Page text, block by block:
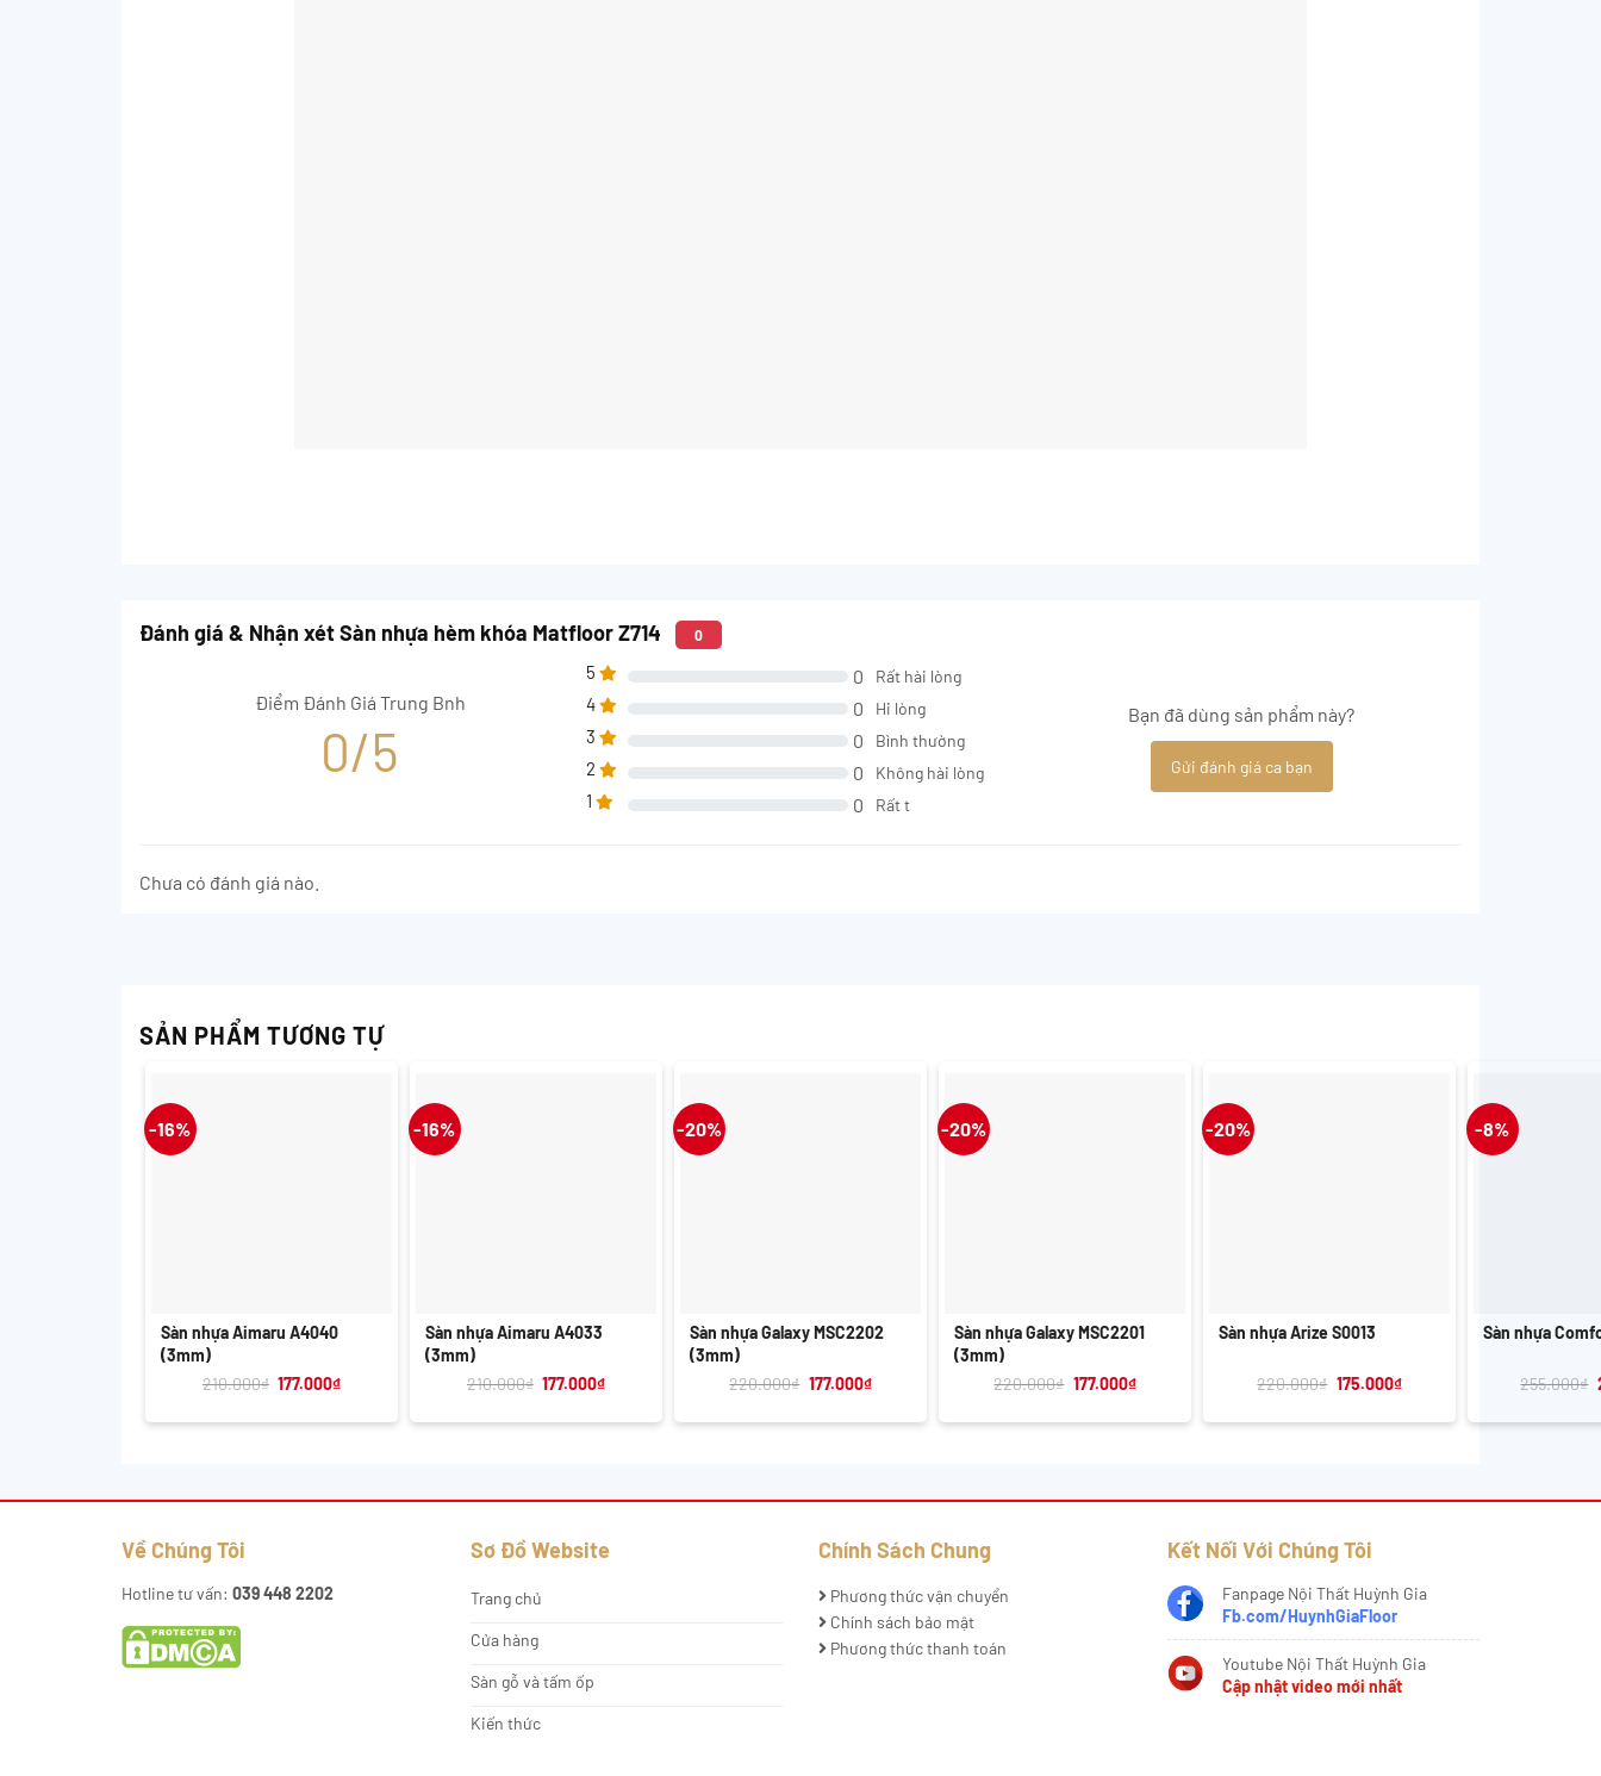
Đánh giá & Nhận xét Sàn nhựa hèm khóa Matfloor Z714 0
Điểm Đánh Giá Trung Bnh
0/5
5 0 Rất hài lòng
4 0 Hi lòng
3 0 Bình thường
2 0 Không hài lòng
1 0 Rất t
Bạn đã dùng sản phẩm này?
Gửi đánh giá ca bạn
Chưa có đánh giá nào.
SẢN PHẨM TƯƠNG TỰ
-16%
Sàn nhựa Aimaru A4040
(3mm)
210.000₫ Giá
177.000₫Giá
-16%
Sàn nhựa Aimaru A4033
(3mm)
210.000₫ Giá
177.000₫Giá
-20%
Sàn nhựa Galaxy MSC2202
(3mm)
220.000₫ Giá
177.000₫Giá
-20%
Sàn nhựa Galaxy MSC2201
(3mm)
220.000₫ Giá
177.000₫Giá
-20%
Sàn nhựa Arize S0013
220.000₫ Giá
175.000₫Giá
-8%
Sàn nhựa
255.000₫
Về Chúng Tôi
Hotline tư vấn: 039 448 2202
Sơ Đồ Website
Trang chủ
Cửa hàng
Sàn gỗ và tấm ốp
Kiến thức
Chính Sách Chung
Phương thức vận chuyển
Chính sách bảo mật
Phương thức thanh toán
Kết Nối Với Chúng Tôi
Fanpage Nội Thất Huỳnh Gia
Fb.com/HuynhGiaFloor
Youtube Nội Thất Huỳnh Gia
Cập nhật video mới nhất